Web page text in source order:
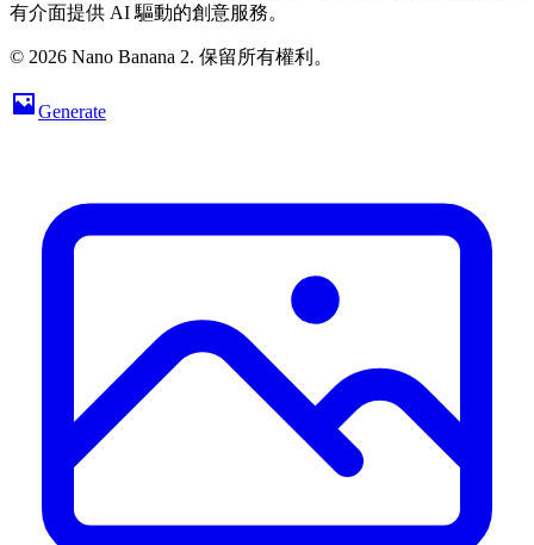
有介面提供 AI 驅動的創意服務。
© 2026 Nano Banana 2. 保留所有權利。
Generate